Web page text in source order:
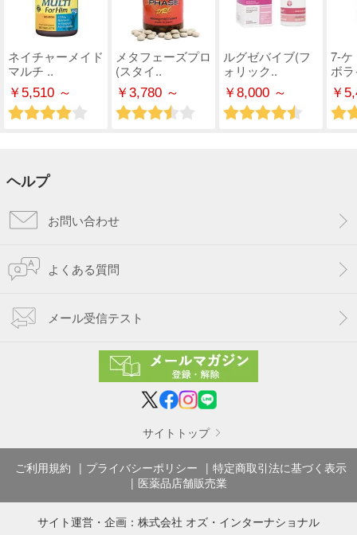
ネイチャーメイド
マルチ ..
￥5,510 ～
メタフェーズプロ
(スタイ..
￥3,780 ～
ルグゼバイブ(フ
ォリック..
￥8,000 ～
7-ケ
ボ
￥
ヘルプ
お問い合わせ
よくある質問
メール受信テスト
サイトトップ
ご利用規約 プライバシーポリシー
特定商取引法に基づく表示
医薬品店舗販売業
サイト運営・企画： 株式会社 オズ・インターナショナル